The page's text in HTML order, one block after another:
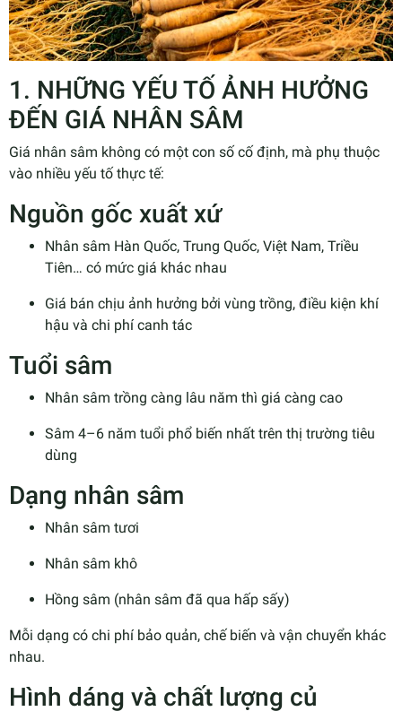
1. NHỮNG YẾU TỐ ẢNH HƯỞNG
ĐẾN GIÁ NHÂN SÂM
Giá nhân sâm không có một con số cố định, mà phụ thuộc
vào nhiều yếu tố thực tế:
Nguồn gốc xuất xứ
Nhân sâm Hàn Quốc, Trung Quốc, Việt Nam, Triều
Tiên… có mức giá khác nhau
Giá bán chịu ảnh hưởng bởi vùng trồng, điều kiện khí
hậu và chi phí canh tác
Tuổi sâm
Nhân sâm trồng càng lâu năm thì giá càng cao
Sâm 4–6 năm tuổi phổ biến nhất trên thị trường tiêu
dùng
Dạng nhân sâm
Nhân sâm tươi
Nhân sâm khô
Hồng sâm (nhân sâm đã qua hấp sấy)
Mỗi dạng có chi phí bảo quản, chế biến và vận chuyển khác
nhau.
Hình dáng và chất lượng củ